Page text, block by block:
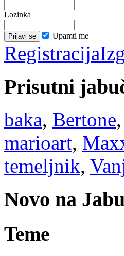
Lozinka
Upamti me
Registracija
Prisutni
baka, Bertone,
marioart,
temeljnik,
Novo na
Teme